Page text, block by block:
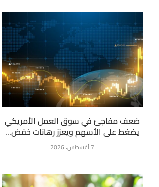
ضعف مفاجئ في سوق العمل الأمريكي
يضغط على الأسهم ويعزز رهانات خفض...
7 أغسطس، 2026